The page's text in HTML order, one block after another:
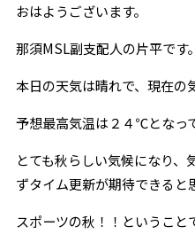
おはようございます。
那須MSL副支配人の片平です。
本日の天気は晴れで、現在
予想最高気温は２４℃となっ
とても秋らしい気候になり
ずタイム更新が期待できると
スポーツの秋！！ということ